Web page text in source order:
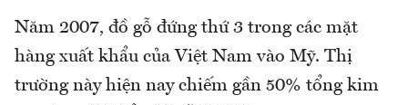
Năm 2007, đồ gỗ đứng thứ 3 trong các mặt
hàng xuất khẩu của Việt Nam vào Mỹ. Thị
trường này hiện nay chiếm gần 50% tổng kim